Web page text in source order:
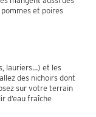
et poires
lauriers…) et les
des nichoirs dont
sur votre terrain
d’eau fraîche